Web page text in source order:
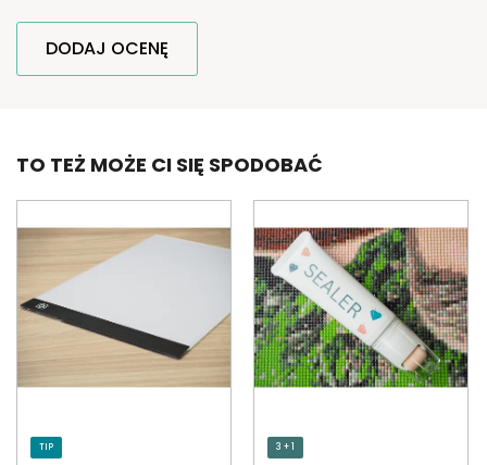
DODAJ OCENĘ
TO TEŻ MOŻE CI SIĘ SPODOBAĆ
TIP 3 + 1